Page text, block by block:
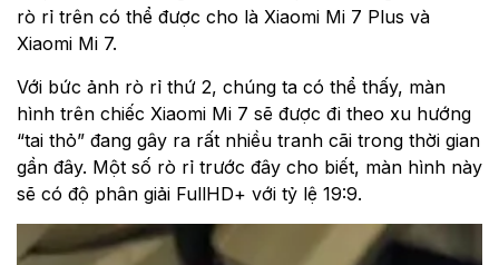
rò rỉ trên có thể được cho là Xiaomi Mi 7 Plus và
Xiaomi Mi 7.
Với bức ảnh rò rỉ thứ 2, chúng ta có thể thấy, màn
hình trên chiếc Xiaomi Mi 7 sẽ được đi theo xu hướng
“tai thỏ” đang gây ra rất nhiều tranh cãi trong thời gian
gần đây. Một số rò rỉ trước đây cho biết, màn hình này
sẽ có độ phân giải FullHD+ với tỷ lệ 19:9.